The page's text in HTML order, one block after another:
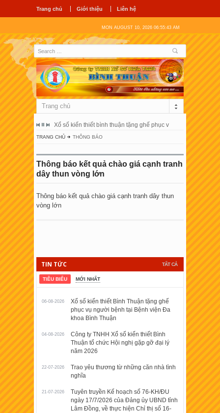
Trang chủ Giới thiệu Liên hệ
MON AUGUST 10, 2026 06:55:44 AM
Trang chủ
vương Xổ số kiến thiết bình thuận tặng ghế phục vụ người bệnh tại
Công ty
TRANG CHỦ THÔNG BÁO
Thông báo kết quả chào giá cạnh tranh
dây thun vòng lớn
Thông báo kết quả chào giá cạnh tranh dây thun
vòng lớn
TẤT CẢ
TIN TỨC
TIÊU BIỂU MỚI NHẤT
06-08-2026
Xổ số kiến thiết Bình Thuận tặng ghế
phục vụ người bệnh tại Bệnh viện Đa
khoa Bình Thuận
04-08-2026
Công ty TNHH Xổ số kiến thiết Bình
Thuận tổ chức Hội nghị gặp gỡ đại lý
năm 2026
22-07-2026
Trao yêu thương từ những căn nhà tình
nghĩa
21-07-2026
Tuyên truyền Kế hoạch số 76-KH/ĐU
ngày 17/7/2026 của Đảng ủy UBND tỉnh
Lâm Đồng, về thực hiện Chỉ thị số 16-